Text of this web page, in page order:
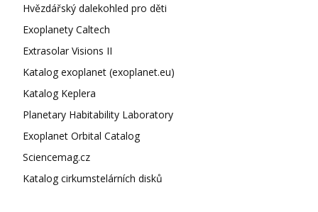
Hvězdářský dalekohled pro děti
Exoplanety Caltech
Extrasolar Visions II
Katalog exoplanet (exoplanet.eu)
Katalog Keplera
Planetary Habitability Laboratory
Exoplanet Orbital Catalog
Sciencemag.cz
Katalog cirkumstelárních disků